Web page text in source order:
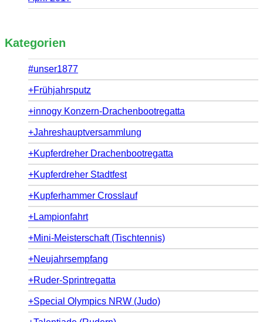
Kategorien
#unser1877
+Frühjahrsputz
+innogy Konzern-Drachenbootregatta
+Jahreshauptversammlung
+Kupferdreher Drachenbootregatta
+Kupferdreher Stadtfest
+Kupferhammer Crosslauf
+Lampionfahrt
+Mini-Meisterschaft (Tischtennis)
+Neujahrsempfang
+Ruder-Sprintregatta
+Special Olympics NRW (Judo)